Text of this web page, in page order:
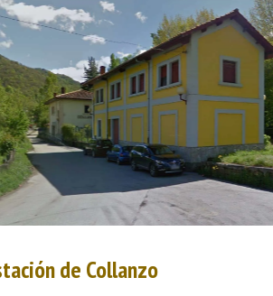
de Collanzo